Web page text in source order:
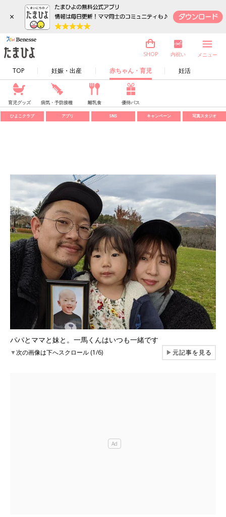
×
TOP 妊娠・出産 赤ちゃん・育児 妊活
SHOP 内祝い メニュー
育児グッズ 病気・予防接種 離乳食 優待パス
ひよこクラブ アプリ SNS キャンペーン 写真スタジオ
パパとママと妹と。一馬くんはいつも一緒です
▼次の画像は下へスクロール (1/6) ▶元記事を見る